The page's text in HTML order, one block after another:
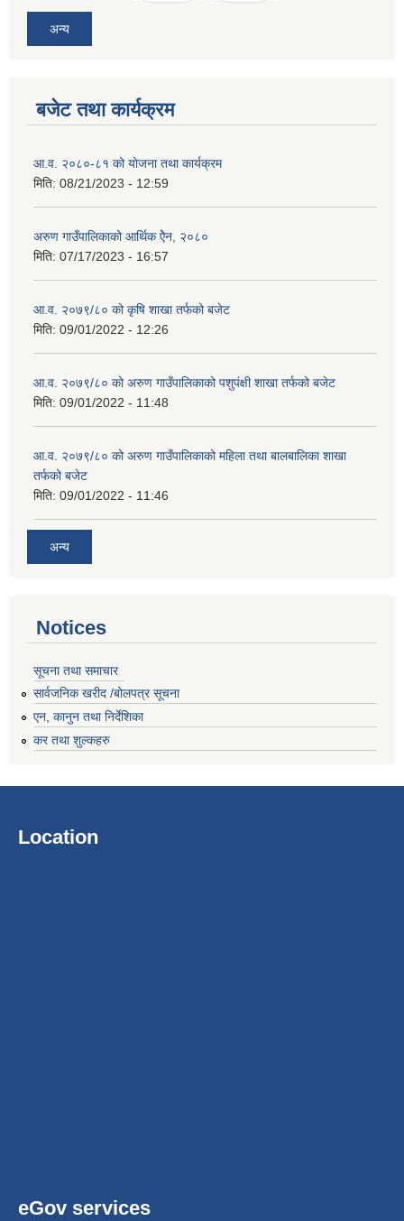
अन्य
बजेट तथा कार्यक्रम
आ.व. २०८०-८१ को योजना तथा कार्यक्रम
मिति: 08/21/2023 - 12:59
अरुण गाउँपालिकाको आर्थिक ऐेन, २०८०
मिति: 07/17/2023 - 16:57
आ.व. २०७९/८० को कृषि शाखा तर्फको बजेट
मिति: 09/01/2022 - 12:26
आ.व. २०७९/८० को अरुण गाउँपालिकाको पशुपंक्षी शाखा तर्फको बजेट
मिति: 09/01/2022 - 11:48
आ.व. २०७९/८० को अरुण गाउँपालिकाको महिला तथा बालबालिका शाखा
तर्फको बजेट
मिति: 09/01/2022 - 11:46
अन्य
Notices
सूचना तथा समाचार
सार्वजनिक खरीद /बोलपत्र सूचना
एन, कानुन तथा निर्देशिका
कर तथा शुल्कहरु
Location
eGov services